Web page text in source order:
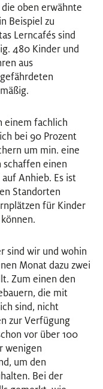
oben erwähnte
Beispiel zu
Lerncafés sind
480 Kinder und
aus
einem fachlich
bei 90 Prozent
um min. eine
schaffen einen
Anhieb. Es ist
Standorten
für Kinder
sind wir und wohin
Monat dazu zwei
Zum einen den
die mit
sind, nicht
zur Verfügung
vor über 100
wenigen
um den
Bei der